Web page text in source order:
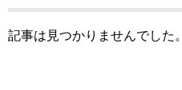
記事は見つかりませんでした。